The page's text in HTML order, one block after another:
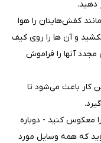
دهید.
کفش‌هایتان را هوا
و آن ها را روی کیف
مجدد آنها را فراموش
کار باعث می‌شود تا
معکوس کنید - دوباره
که همه وسایل مورد